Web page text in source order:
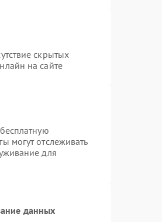
скрытых
на сайте
могут отслеживать
для
данных